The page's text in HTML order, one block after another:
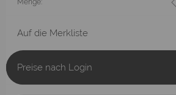
Menge:
Auf die Merkliste
Preise nach Login